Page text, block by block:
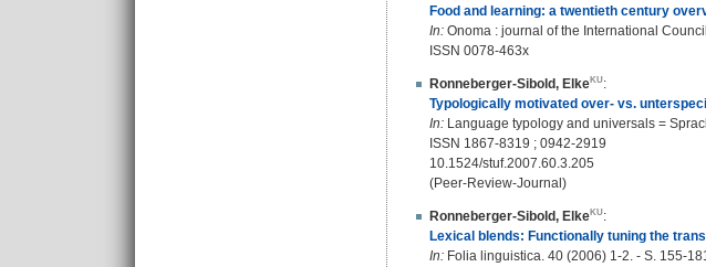
Food and learning: a twentieth century
In: Onoma : journal of the International
ISSN 0078-463x
Ronneberger-Sibold, Elke
:
Typologically motivated over- vs.
In: Language typology and universals =
ISSN 1867-8319 ; 0942-2919
10.1524/stuf.2007.60.3.205
(Peer-Review-Journal)
Ronneberger-Sibold, Elke
:
Lexical blends: Functionally tuning the
In: Folia linguistica. 40 (2006) 1-2. - S. 155-